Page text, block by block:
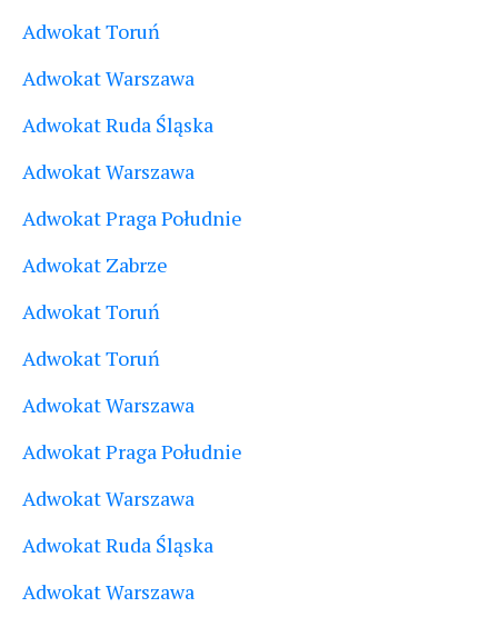
Adwokat Toruń
Adwokat Warszawa
Adwokat Ruda Śląska
Adwokat Warszawa
Adwokat Praga Południe
Adwokat Zabrze
Adwokat Toruń
Adwokat Toruń
Adwokat Warszawa
Adwokat Praga Południe
Adwokat Warszawa
Adwokat Ruda Śląska
Adwokat Warszawa